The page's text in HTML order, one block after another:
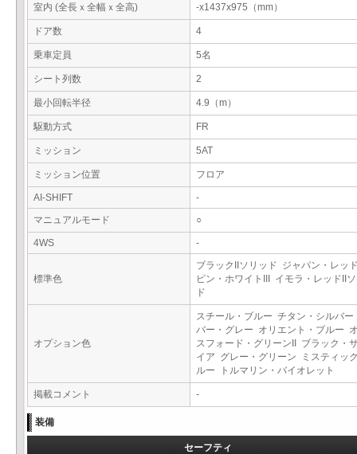
室内 (全長ｘ全幅ｘ全高) -x1437x975（mm）
ドア数 4
乗車定員 5名
シート列数 2
最小回転半径 4.9（m）
駆動方式 FR
ミッション 5AT
ミッション位置 フロア
AI-SHIFT
-
マニュアルモード
○
4WS -
標準色
ブラックIIソリッド ジャパン・レッ
ピン・ホワイトIII イモラ・レッドII
ド
オプション色
スチール・ブルー チタン・シルバ
バー・グレー オリエント・ブルー
スフォード・グリーンII ブラック・
イア グレー・グリーン ミスティッ
ルー トルマリン・バイオレット
掲載コメント -
装備
セーフティ